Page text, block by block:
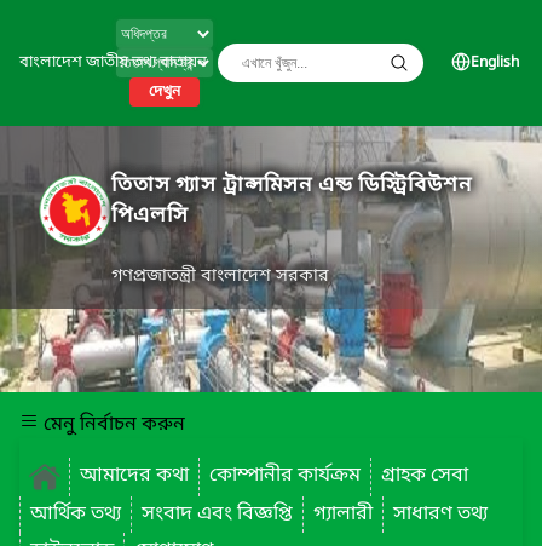
বাংলাদেশ জাতীয় তথ্য বাতায়ন
দেখুন
English
তিতাস গ্যাস ট্রান্সমিসন এন্ড ডিস্ট্রিবিউশন
পিএলসি
গণপ্রজাতন্ত্রী বাংলাদেশ সরকার
মেনু নির্বাচন করুন
আমাদের কথা
কোম্পানীর কার্যক্রম
গ্রাহক সেবা
আর্থিক তথ্য
সংবাদ এবং বিজ্ঞপ্তি গ্যালারী
সাধারণ তথ্য